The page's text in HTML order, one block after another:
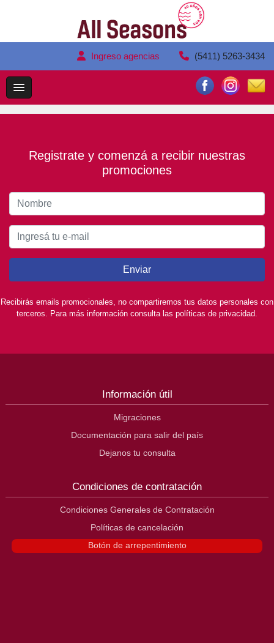
Ingreso agencias (5411) 5263-3434
Registrate y comenzá a recibir nuestras
promociones
Enviar
Recibirás emails promocionales, no compartiremos tus datos personales con
terceros. Para más información consulta las políticas de privacidad.
Información útil
Migraciones
Documentación para salir del país
Dejanos tu consulta
Condiciones de contratación
Condiciones Generales de Contratación
Políticas de cancelación
Botón de arrepentimiento